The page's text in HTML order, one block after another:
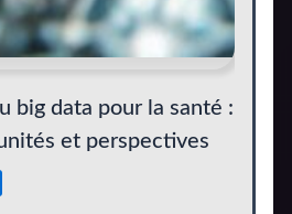
big data pour la santé :
et perspectives